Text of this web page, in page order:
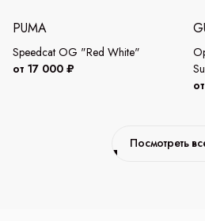
PUMA
Speedcat OG "Red White"
от 17 000 ₽
Посмотреть